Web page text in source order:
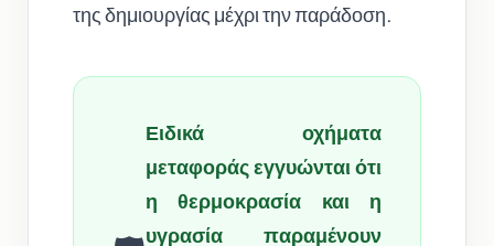
της δημιουργίας μέχρι την παράδοση.
Ειδικά οχήματα
μεταφοράς εγγυώνται ότι
η θερμοκρασία και η
υγρασία παραμένουν